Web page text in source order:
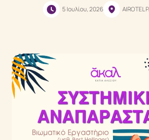
Reconnective Healing
The Personal Reconnection
Reflections
Μέθοδοι
5 Ιουλίου, 2026 AIROTEL